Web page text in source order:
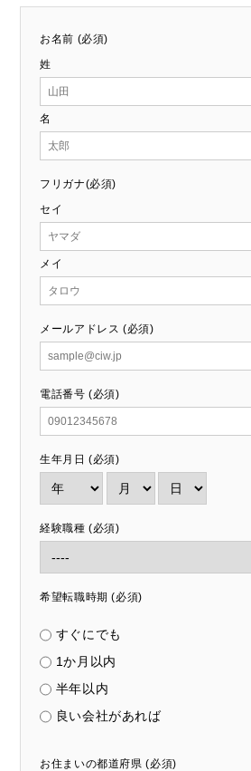
お名前 (必須)
姓
名
フリガナ(必須)
セイ
メイ
メールアドレス (必須)
電話番号 (必須)
生年月日 (必須)
経験職種 (必須)
希望転職時期 (必須)
すぐにでも
1か月以内
半年以内
良い会社があれば
お住まいの都道府県 (必須)